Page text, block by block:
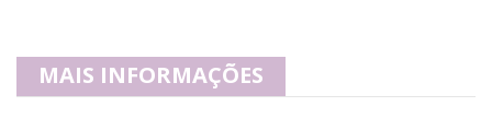
MAIS INFORMAÇÕES